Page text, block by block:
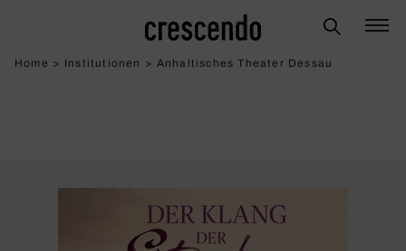
Home > Institutionen > Anhaltisches Theater Dessau